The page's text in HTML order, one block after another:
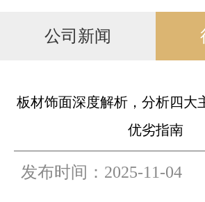
产品展示
公司新闻
板材饰面深度解析，分析四大
优劣指南
发布时间：2025-11-04